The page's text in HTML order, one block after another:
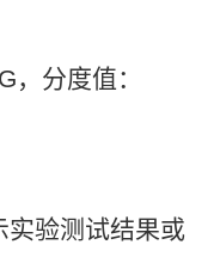
分度值：
验测试结果或